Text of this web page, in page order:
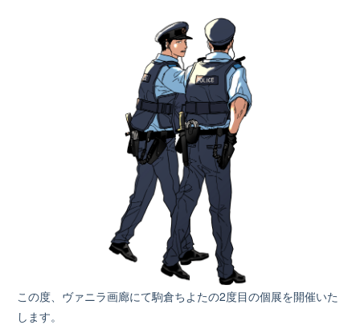
この度、ヴァニラ画廊にて駒倉ちよたの2度目の個展を開催いた
します。